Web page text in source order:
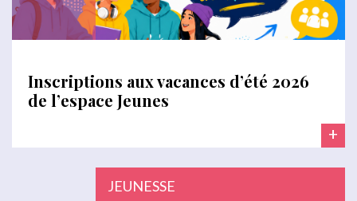
Inscriptions aux vacances d’été 2026
de l’espace Jeunes
+
JEUNESSE